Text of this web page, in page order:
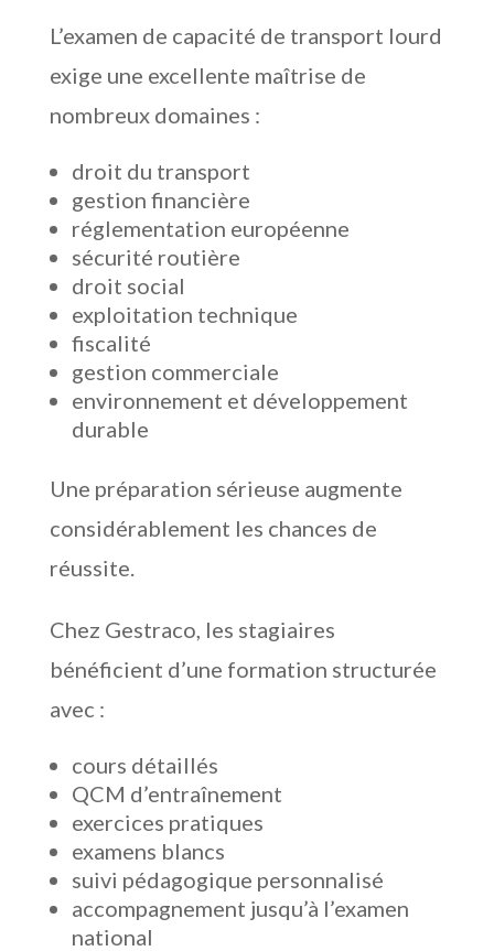
L’examen de capacité de transport lourd
exige une excellente maîtrise de
nombreux domaines :
droit du transport
gestion financière
réglementation européenne
sécurité routière
droit social
exploitation technique
fiscalité
gestion commerciale
environnement et développement
durable
Une préparation sérieuse augmente
considérablement les chances de
réussite.
Chez Gestraco, les stagiaires
bénéficient d’une formation structurée
avec :
cours détaillés
QCM d’entraînement
exercices pratiques
examens blancs
suivi pédagogique personnalisé
accompagnement jusqu’à l’examen
national